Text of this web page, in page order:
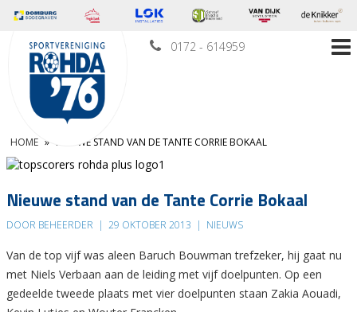
0172 - 614959
HOME » NIEUWE STAND VAN DE TANTE CORRIE BOKAAL
Nieuwe stand van de Tante Corrie Bokaal
DOOR BEHEERDER | 29 OKTOBER 2013 | NIEUWS
Van de top vijf was aleen Baruch Bouwman trefzeker, hij gaat nu
met Niels Verbaan aan de leiding met vijf doelpunten. Op een
gedeelde tweede plaats met vier doelpunten staan Zakia Aouadi,